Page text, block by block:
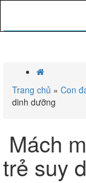
Trang chủ » Con
dinh dưỡng
Mách
trẻ suy